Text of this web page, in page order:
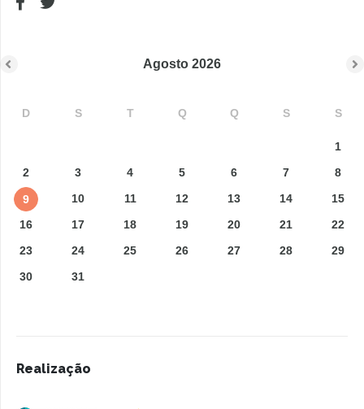
Agosto 2026
D S T Q Q S S
1
2
3 4 5 6 7 8
9 10 11 12 13 14
15
16
17 18 19 20 21
22
23
24 25 26 27 28
29
30
31
Realização